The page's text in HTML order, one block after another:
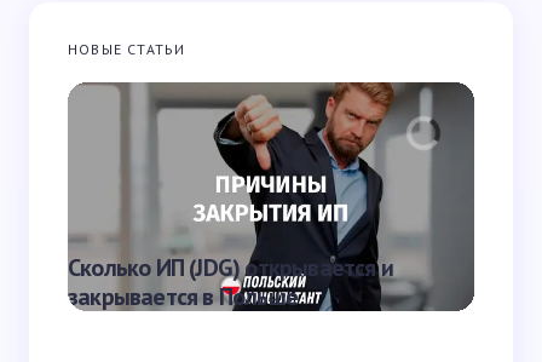
Запомнить имя и email для следующих
комментариев
Отправить
НОВЫЕ СТАТЬИ
Сколько ИП (JDG) открывается и
закрывается в Польше